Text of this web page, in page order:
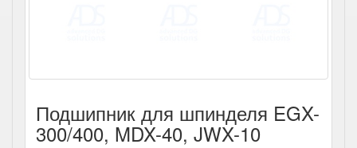
Подшипник для шпинделя EGX-
300/400, MDX-40, JWX-10